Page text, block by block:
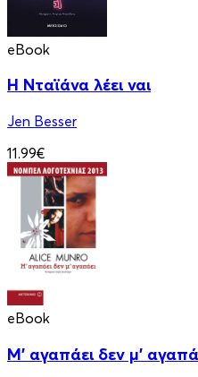
eBook
Η Νταϊάνα λέει ναι
Jen Besser
11.99€
eBook
Μ' αγαπάει δεν μ'